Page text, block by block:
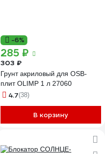
-6%
285 ₽
303 ₽
Грунт акриловый для OSB-
плит OLIMP 1 л 27060
4.7(38)
В корзину